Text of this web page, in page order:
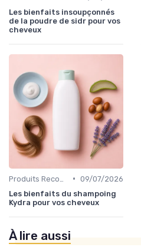
Les bienfaits insoupçonnés
de la poudre de sidr pour vos
cheveux
• 09/07/2026
Les bienfaits du shampoing
Kydra pour vos cheveux
À lire aussi